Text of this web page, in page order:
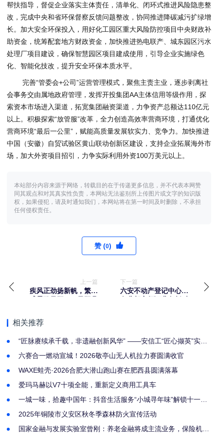
帮扶指导，督促企业落实主体责任，清单化、闭环式推进风险隐患整
改，完成中央和省环保督察反馈问题整改，协同推进降碳减污扩绿增
长。加大安全环保投入，用好化工园区重大风险防控项目中央财政补
助资金，统筹配套地方财政资金，加快推进热电联产、城东园区污水
处理厂项目建设，确保智慧园区项目建成使用，引导企业实施绿色
化、智能化技改，提升安全环保本质水平。
完善“管委会+公司”运营管理模式，聚焦主责主业，逐步剥离社
会事务交由属地政府管理，发挥开投集团AA主体信用等级作用，探
索资本市场进入渠道，拓宽集团融资渠道，力争资产总额达110亿元
以上。积极探索“放管服”改革，全力创造高效率营商环境，打通优化
营商环境“最后一公里”，赋能高质量发展软实力、竞争力。加快推进
中国（安徽）自贸试验区黄山联动创新区建设，支持企业拓展海外市
场，加大外资项目招引，力争实际利用外资100万美元以上。
本站部分内容来源于网络，转载目的在于传递更多信息，并不代表本网赞
同其观点和对其真实性负责，本网站无法鉴别所上传图片或文字的知识版
权，如果侵犯，请及时通知我们，本网站将在第一时间及时删除，不承担
任何侵权责任。
赞 (0)
上一篇
疾风正劲扬新帆，繁花
下一篇
六安不动产登记中心：
相关推荐
“匠脉赓续承千载，非遗融创新风华” ——安信工“匠心撷英”实践
六赛合一燃动宣城！2026敬亭山无人机拉力赛圆满收官
WAXE蛙壳·2026合肥大潜山跑山赛在肥西县圆满落幕
爱玛马赫以V7十项全能，重新定义商用工具车
一城一味，拾趣中国年：抖音生活服务“小城寻年味”解锁十一城
2025年铜陵市义安区秋冬季森林防火宣传活动
国家金融与发展实验室曾刚：养老金融将成主流业务，保险机构